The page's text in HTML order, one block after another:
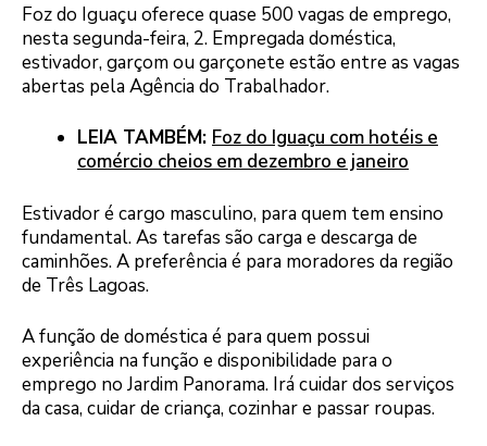
Foz do Iguaçu oferece quase 500 vagas de emprego,
nesta segunda-feira, 2. Empregada doméstica,
estivador, garçom ou garçonete estão entre as vagas
abertas pela Agência do Trabalhador.
LEIA TAMBÉM: Foz do Iguaçu com hotéis e
comércio cheios em dezembro e janeiro
Estivador é cargo masculino, para quem tem ensino
fundamental. As tarefas são carga e descarga de
caminhões. A preferência é para moradores da região
de Três Lagoas.
A função de doméstica é para quem possui
experiência na função e disponibilidade para o
emprego no Jardim Panorama. Irá cuidar dos serviços
da casa, cuidar de criança, cozinhar e passar roupas.